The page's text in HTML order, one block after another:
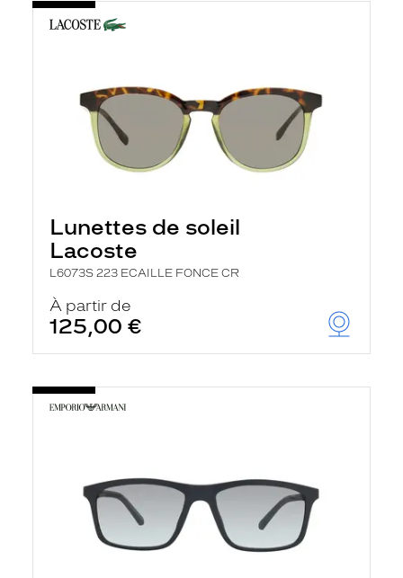
Lunettes de soleil
Lacoste
L6073S 223 ECAILLE FONCE CR
À partir de
125,00 €